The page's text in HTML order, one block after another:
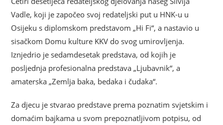
Vadle, koji je započeo svoj redateljski put u HNK-u u
Osijeku s diplomskom predstavom „Hi Fi“, a nastavio u
sisačkom Domu kulture KKV do svog umirovljenja.
Iznjedrio je sedamdesetak predstava, od kojih je
posljednja profesionalna predstava „Ljubavnik“, a
amaterska „Zemlja baka, bedaka i čudaka“.
Za djecu je stvarao predstave prema poznatim svjetskim i
domaćim bajkama u svom prepoznatljivom potpisu, od